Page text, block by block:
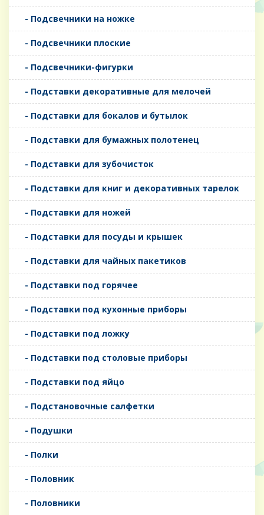
- Подсвечники на ножке
- Подсвечники плоские
- Подсвечники-фигурки
- Подставки декоративные для мелочей
- Подставки для бокалов и бутылок
- Подставки для бумажных полотенец
- Подставки для зубочисток
- Подставки для книг и декоративных тарелок
- Подставки для ножей
- Подставки для посуды и крышек
- Подставки для чайных пакетиков
- Подставки под горячее
- Подставки под кухонные приборы
- Подставки под ложку
- Подставки под столовые приборы
- Подставки под яйцо
- Подстановочные салфетки
- Подушки
- Полки
- Половник
- Половники